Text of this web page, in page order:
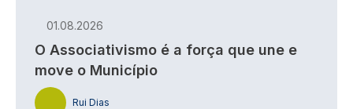
01.08.2026
O Associativismo é a força que une e
move o Município
Rui Dias